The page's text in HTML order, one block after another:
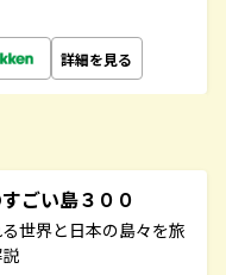
詳細を見る
ごい島３００
世界と日本の島々を旅